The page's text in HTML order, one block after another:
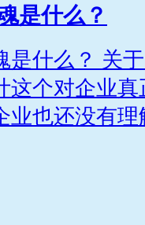
是什么？
是什么？ 关
这个对企业
业也还没有理